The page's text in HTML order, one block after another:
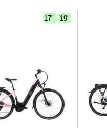
17" 19"